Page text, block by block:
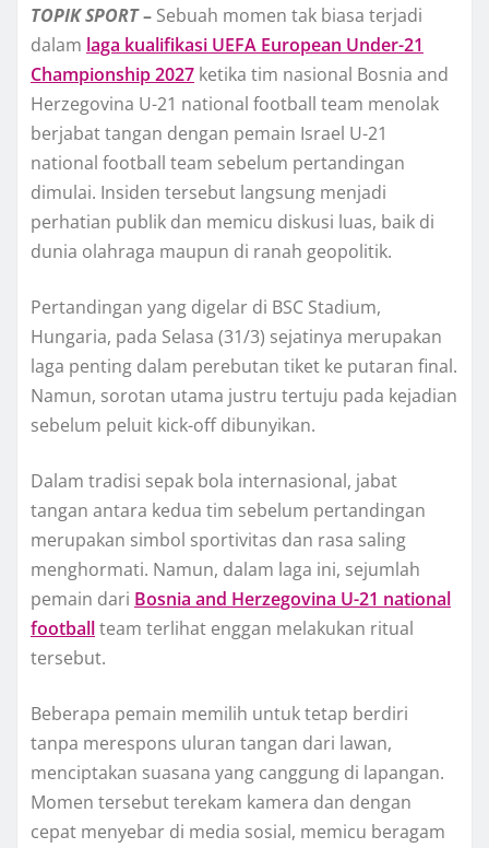
TOPIKSPORT– Sebuah momen tak biasa terjadi
dalam laga kualifikasi UEFA European Under-21
Championship 2027 ketika tim nasional Bosnia and
Herzegovina U-21 national football team menolak
berjabat tangan dengan pemain Israel U-21
national football team sebelum pertandingan
dimulai. Insiden tersebut langsung menjadi
perhatian publik dan memicu diskusi luas, baik di
dunia olahraga maupun di ranah geopolitik.
Pertandingan yang digelar di BSC Stadium,
Hungaria, pada Selasa (31/3) sejatinya merupakan
laga penting dalam perebutan tiket ke putaran final.
Namun, sorotan utama justru tertuju pada kejadian
sebelum peluit kick-off dibunyikan.
Dalam tradisi sepak bola internasional, jabat
tangan antara kedua tim sebelum pertandingan
merupakan simbol sportivitas dan rasa saling
menghormati. Namun, dalam laga ini, sejumlah
pemain dari Bosnia and Herzegovina U-21 national
footballteam terlihat enggan melakukan ritual
tersebut.
Beberapa pemain memilih untuk tetap berdiri
tanpa merespons uluran tangan dari lawan,
menciptakan suasana yang canggung di lapangan.
Momen tersebut terekam kamera dan dengan
cepat menyebar di media sosial, memicu beragam